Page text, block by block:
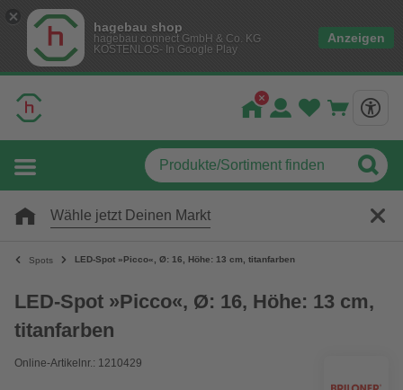
hagebau shop
hagebau connect GmbH & Co. KG
KOSTENLOS- In Google Play
Anzeigen
Wähle jetzt Deinen Markt
Spots LED-Spot »Picco«, Ø: 16, Höhe: 13 cm, titanfarben
LED-Spot »Picco«, Ø: 16, Höhe: 13 cm,
titanfarben
Online-Artikelnr.: 1210429